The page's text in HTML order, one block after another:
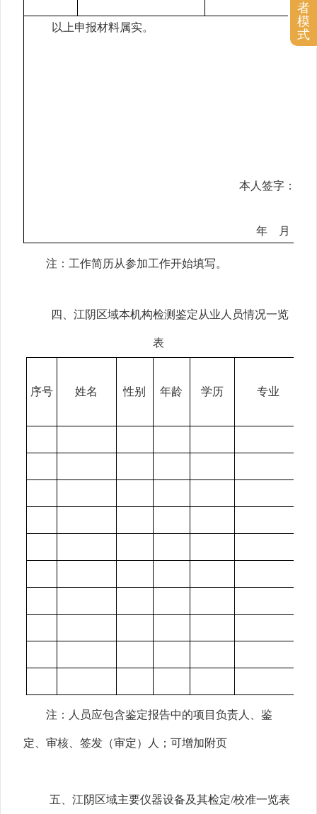
以上申报材料属实。
本人签字：
年 月
注：工作简历从参加工作开始填写。
四、江阴区域本机构检测鉴定从业 人员情况一览
表
序号 姓名 性别 年龄 学历 专业
注：人员应包含鉴定报告中的项目负责人、鉴
定、审核、签发（审定）人；可增加附页
五、江阴区域主要仪器设备及其检定/校准一览表
者
模
式